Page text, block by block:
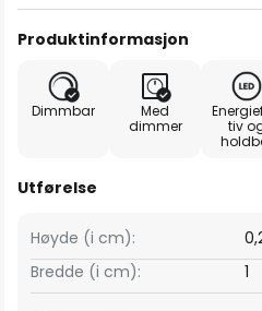
Produktinformasjon
Dimmbar
Med
dimmer
tiv
Utførelse
Bredde (i cm): 1
Høyde (i cm):